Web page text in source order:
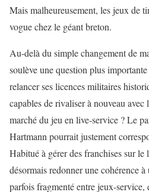
Mais malheureusement, les jeux de
vogue chez le géant breton.
Au-delà du simple changement de
soulève une question plus
relancer ses licences militaires
capables de rivaliser à nouveau avec
marché du jeu en live-service ? Le
Hartmann pourrait justement
Habitué à gérer des franchises sur
désormais redonner une cohérence
parfois fragmenté entre jeux-service,